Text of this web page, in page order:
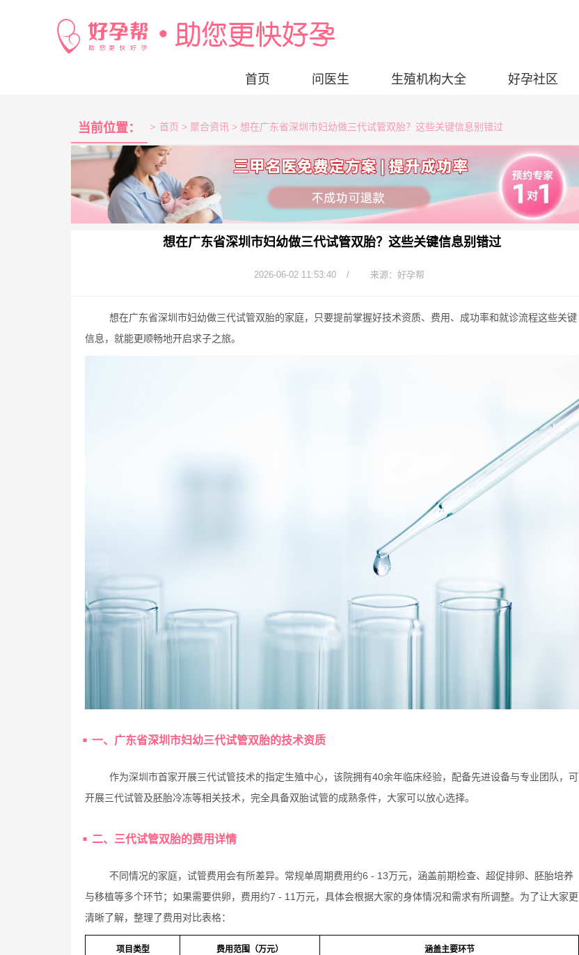
首页 问医生 生殖机构大全 好孕社区
当前位置： > 首页 > 聚合资讯 > 想在广东省深圳市妇幼做三代试管双胎？这些关键信息别错过
想在广东省深圳市妇幼做三代试管双胎？这些关键信息别错过
2026-06-02 11:53:40 / 来源：好孕帮
想在广东省深圳市妇幼做三代试管双胎的家庭，只要提前掌握好技术资质、费用、成功率和就诊流程这些关键
信息，就能更顺畅地开启求子之旅。
一、广东省深圳市妇幼三代试管双胎的技术资质
作为深圳市首家开展三代试管技术的指定生殖中心，该院拥有40余年临床经验，配备先进设备与专业团队，可
开展三代试管及胚胎冷冻等相关技术，完全具备双胎试管的成熟条件，大家可以放心选择。
二、三代试管双胎的费用详情
不同情况的家庭，试管费用会有所差异。常规单周期费用约6 - 13万元，涵盖前期检查、超促排卵、胚胎培养
与移植等多个环节；如果需要供卵，费用约7 - 11万元，具体会根据大家的身体情况和需求有所调整。为了让大家更
清晰了解，整理了费用对比表格：
项目类型 费用范围（万元） 涵盖主要环节